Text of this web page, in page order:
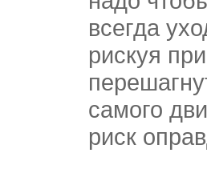
всегда
рискуя
самого
риск